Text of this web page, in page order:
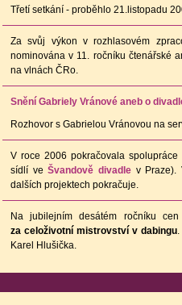
Třetí setkání - proběhlo 21.listopadu
Za svůj výkon v rozhlasovém
nominována v 11. ročníku čtenářské
na vlnách ČRo.
Snění Gabriely Vránové aneb o
Rozhovor s Gabrielou Vránovou na
V roce 2006 pokračovala
sídlí veŠvandově divadlev Praze).
dalších projektech pokračuje.
Na jubilejním desátém ročníku
za celoživotní mistrovství v dabingu
Karel Hlušička.